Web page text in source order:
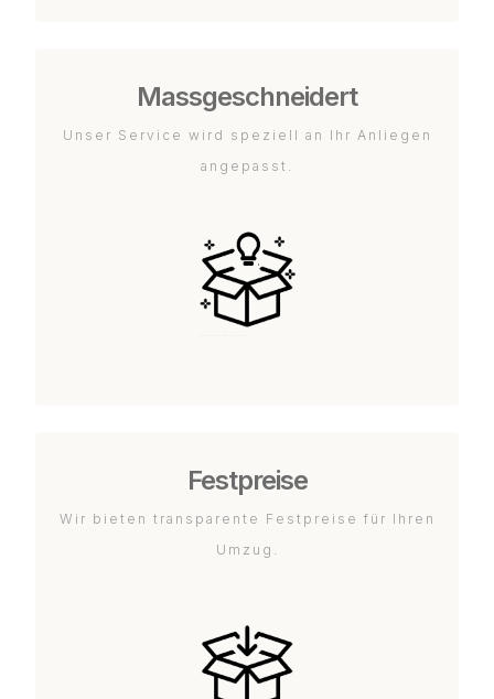
Massgeschneidert
Unser Service wird speziell an Ihr Anliegen
angepasst.
Festpreise
Wir bieten transparente Festpreise für Ihren
Umzug.